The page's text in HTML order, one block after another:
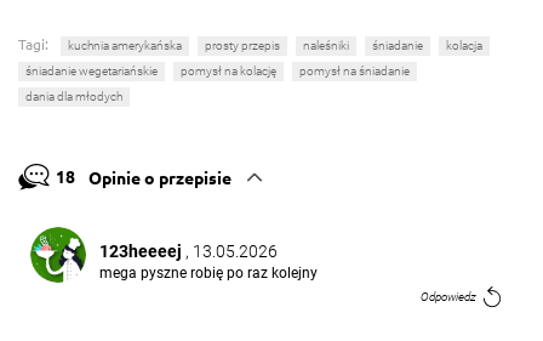
Tagi: kuchnia amerykańska prosty przepis naleśniki śniadanie
kolacja
śniadanie wegetariańskie
pomysł na kolację
pomysł na śniadanie
dania dla młodych
18 Opinie o przepisie
123heeeej , 13.05.2026
mega pyszne robię po raz kolejny
Odpowiedz